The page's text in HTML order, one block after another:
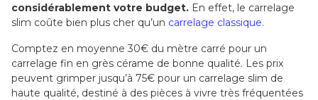
considérablement votre budget. En effet, le carrelage
slim coûte bien plus cher qu’un carrelage classique.
Comptez en moyenne 30€ du mètre carré pour un
carrelage fin en grès cérame de bonne qualité. Les prix
peuvent grimper jusqu’à 75€ pour un carrelage slim de
haute qualité, destiné à des pièces à vivre très fréquentées